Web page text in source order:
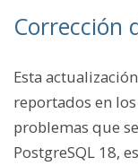
Corrección
Esta
reportados en
problemas que
PostgreSQL 18,